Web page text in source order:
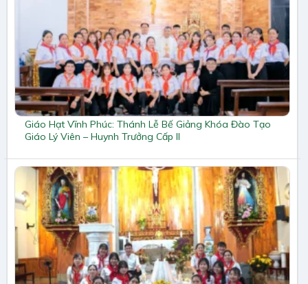
Giáo Hạt Vĩnh Phúc: Thánh Lễ Bế Giảng Khóa Đào Tạo
Giáo Lý Viên – Huynh Trưởng Cấp II